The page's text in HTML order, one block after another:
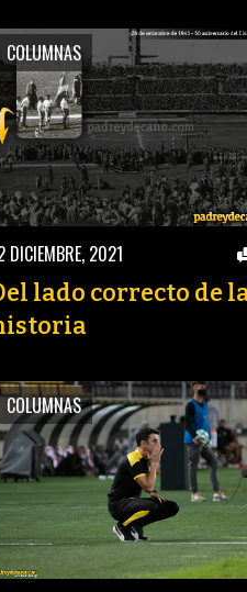
COLUMNAS
DICIEMBRE, 2021
lado correcto de
COLUMNAS